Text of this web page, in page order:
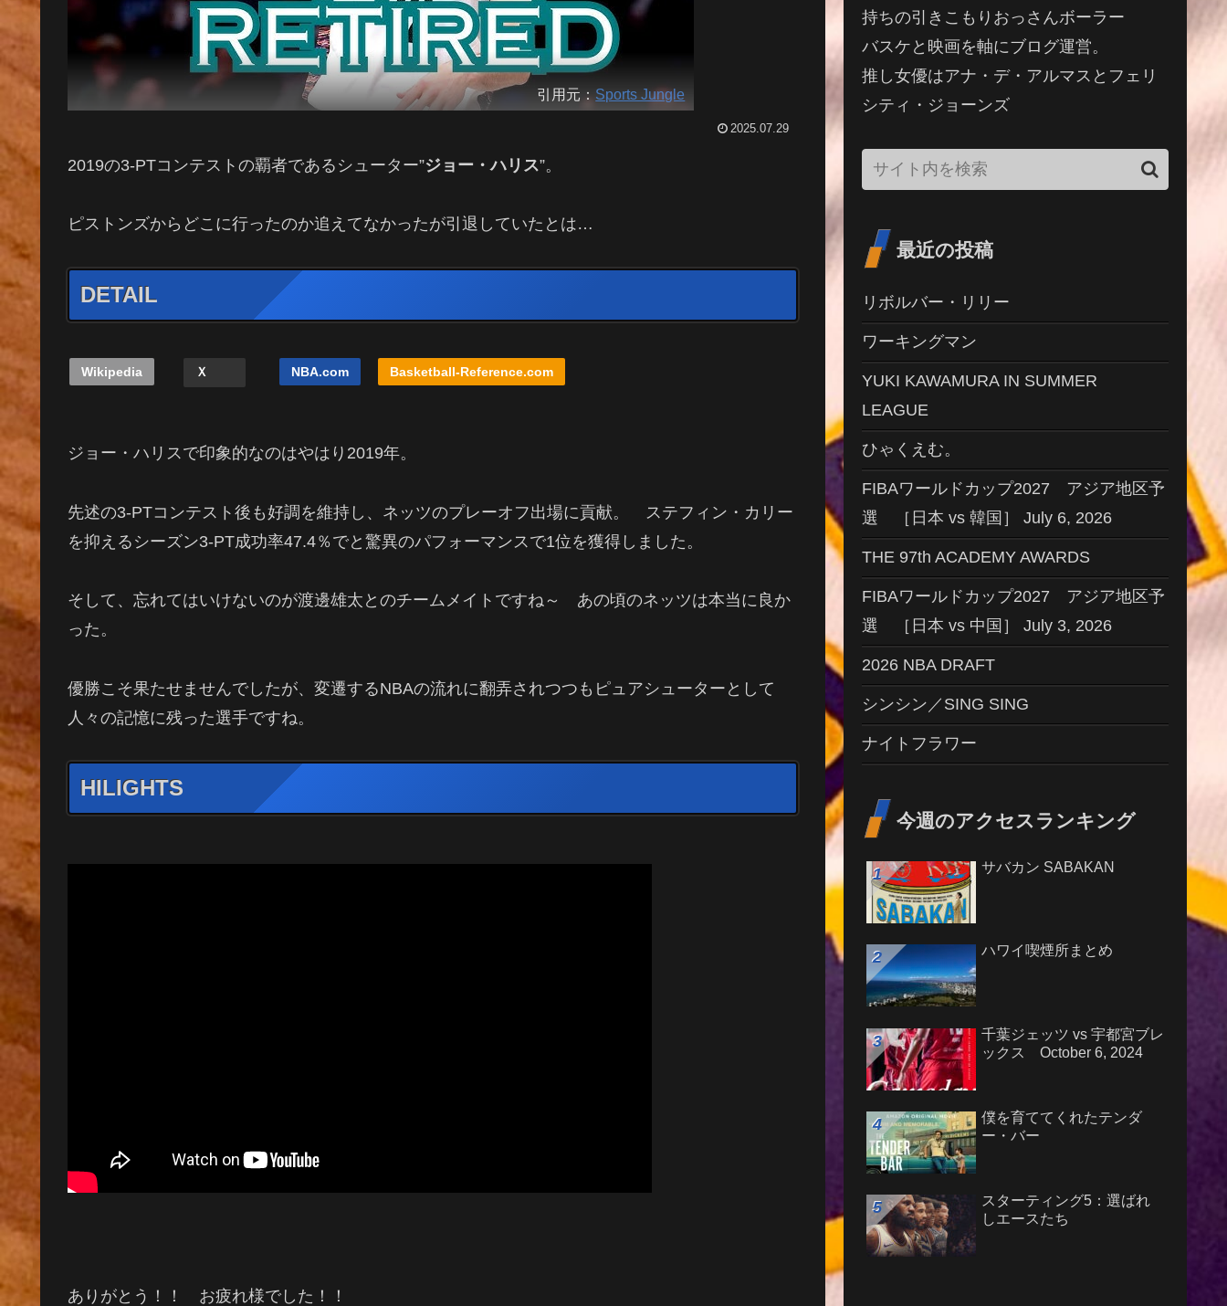
引用元：Sports Jungle
2025.07.29
2019の3-PTコンテストの覇者であるシューター”ジョー・ハリス”。
ピストンズからどこに行ったのか追えてなかったが引退していたとは…
DETAIL
Wikipedia Ｘ NBA.com Basketball-Reference.com
ジョー・ハリスで印象的なのはやはり2019年。
先述の3-PTコンテスト後も好調を維持し、ネッツのプレーオフ出場に貢献。 ステフィン・カリー
を抑えるシーズン3-PT成功率47.4％でと驚異のパフォーマンスで1位を獲得しました。
そして、忘れてはいけないのが渡邊雄太とのチームメイトですね～ あの頃のネッツは本当に良か
った。
優勝こそ果たせませんでしたが、変遷するNBAの流れに翻弄されつつもピュアシューターとして
人々の記憶に残った選手ですね。
HILIGHTS
ありがとう！！ お疲れ様でした！！
持ちの引きこもりおっさんボーラー
バスケと映画を軸にブログ運営。
推し女優はアナ・デ・アルマスとフェリ
シティ・ジョーンズ
最近の投稿
リボルバー・リリー
ワーキングマン
YUKI KAWAMURA IN SUMMER
LEAGUE
ひゃくえむ。
FIBAワールドカップ2027 アジア地区予
選 ［日本 vs 韓国］ July 6, 2026
THE 97th ACADEMY AWARDS
FIBAワールドカップ2027 アジア地区予
選 ［日本 vs 中国］ July 3, 2026
2026 NBA DRAFT
シンシン／SING SING
ナイトフラワー
今週のアクセスランキング
サバカン SABAKAN
ハワイ喫煙所まとめ
千葉ジェッツ vs 宇都宮ブレ
ックス October 6, 2024
僕を育ててくれたテンダ
ー・バー
スターティング5：選ばれ
しエースたち